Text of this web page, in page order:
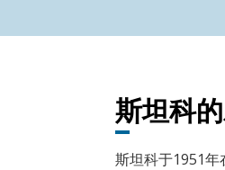
斯坦科
斯坦科于1951年